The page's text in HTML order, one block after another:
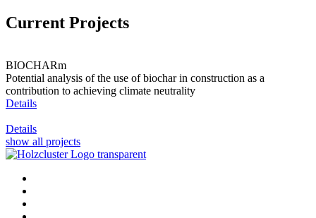
Current Projects
BIOCHARm
Potential analysis of the use of biochar in construction as a
contribution to achieving climate neutrality
Details
Details
show all projects